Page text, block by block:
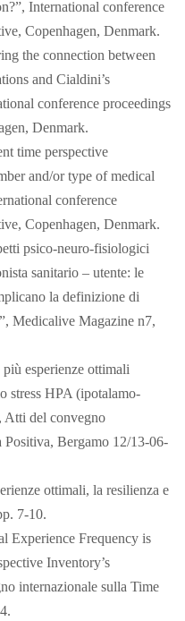
International conference
Copenhagen, Denmark.
the connection between
and Cialdini’s
conference proceedings
Denmark.
time perspective
and/or type of medical
conference
Copenhagen, Denmark.
psico-neuro-fisiologici
sanitario – utente: le
la definizione di
Medicalive Magazine n7,
esperienze ottimali
stress HPA (ipotalamo-
Atti del convegno
Positiva, Bergamo 12/13-06-
ottimali, la resilienza e
7-10.
Experience Frequency is
Inventory’s
internazionale sulla Time